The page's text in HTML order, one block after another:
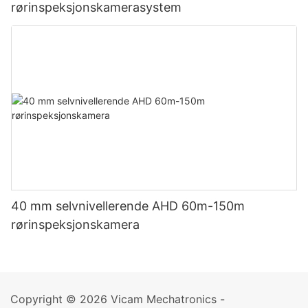
rørinspeksjonskamerasystem
40 mm selvnivellerende AHD 60m-150m
rørinspeksjonskamera
Copyright © 2026 Vicam Mechatronics -